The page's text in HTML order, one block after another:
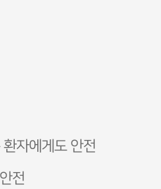
자에게도 안전
전